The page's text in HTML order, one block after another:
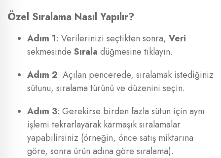
Özel Sıralama Nasıl Yapılır?
Adım 1: Verilerinizi seçtikten sonra, Veri
sekmesinde Sırala düğmesine tıklayın.
Adım 2: Açılan pencerede, sıralamak istediğiniz
sütunu, sıralama türünü ve düzenini seçin.
Adım 3: Gerekirse birden fazla sütun için aynı
işlemi tekrarlayarak karmaşık sıralamalar
yapabilirsiniz (örneğin, önce satış miktarına
göre, sonra ürün adına göre sıralama).